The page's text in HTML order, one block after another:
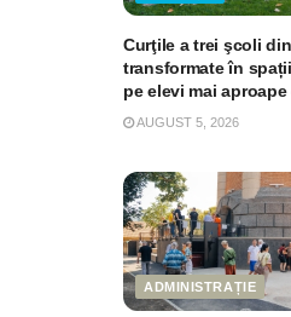
Curţile a trei şcoli
transformate în
pe elevi mai
AUGUST 5, 2026
ADMINISTRAȚIE